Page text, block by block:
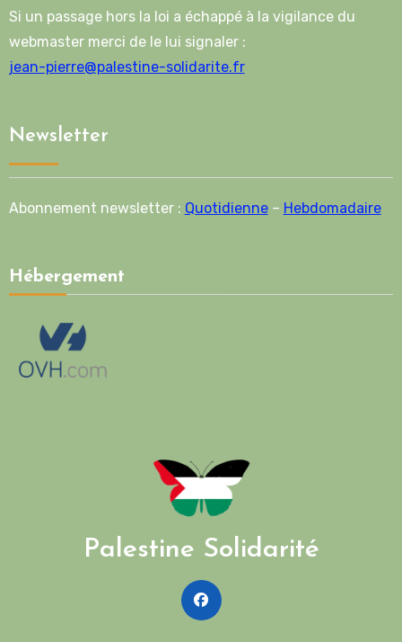
Si un passage hors la loi a échappé à la vigilance du
webmaster merci de le lui signaler :
jean-pierre@palestine-solidarite.fr
Newsletter
Abonnement newsletter : Quotidienne– Hebdomadaire
Hébergement
Palestine Solidarité